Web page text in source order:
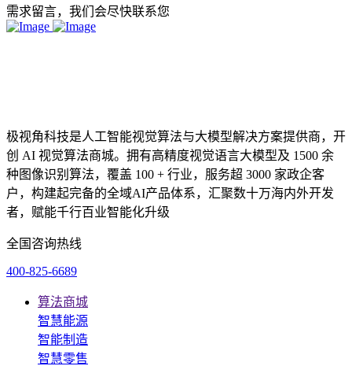
需求留言，我们会尽快联系您
极视角科技是人工智能视觉算法与大模型解决方案提供商，开
创 AI 视觉算法商城。拥有高精度视觉语言大模型及 1500 余
种图像识别算法，覆盖 100 + 行业，服务超 3000 家政企客
户，构建起完备的全域AI产品体系，汇聚数十万海内外开发
者，赋能千行百业智能化升级
全国咨询热线
400-825-6689
算法商城
智慧能源
智能制造
智慧零售